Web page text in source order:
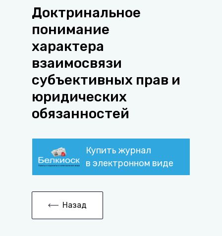
Доктринальное
понимание
характера
взаимосвязи
субъективных прав и
юридических
обязанностей
Купить журнал
в электронном виде
Назад